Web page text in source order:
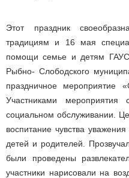
Этот праздник
традициям и 16 мая
помощи семье и детям
Рыбно- Слободского
праздничное
Участниками
социальном обслуживании.
воспитание чувства
детей и родителей.
были проведены
участники нарисовали на